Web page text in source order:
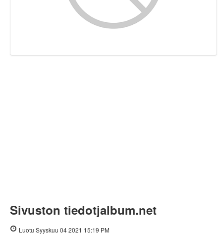
Dokumentti
Sivuston tiedotjalbum.net
Luotu Syyskuu 04 2021 15:19 PM